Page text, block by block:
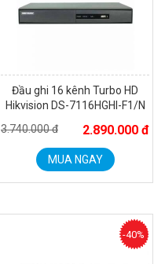
Đầu ghi 16 kênh Turbo HD
Hikvision DS-7116HGHI-F1/N
3.740.000 đ
2.890.000 đ
MUA NGAY
-40%